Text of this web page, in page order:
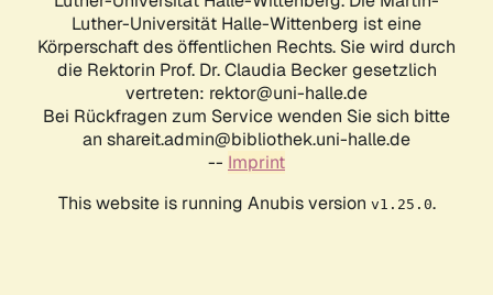
Luther-Universität Halle-Wittenberg ist eine
Körperschaft des öffentlichen Rechts. Sie wird durch
die Rektorin Prof. Dr. Claudia Becker gesetzlich
vertreten: rektor@uni-halle.de
Bei Rückfragen zum Service wenden Sie sich bitte
an shareit.admin@bibliothek.uni-halle.de
-- Imprint
This website is running Anubis version v1.25.0.